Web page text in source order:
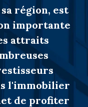
région, est
importante
attraits
l'immobilier
de profiter